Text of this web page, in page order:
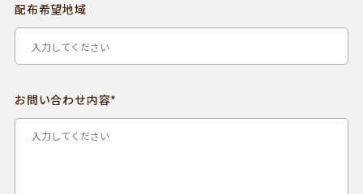
配布希望地域
お問い合わせ内容*